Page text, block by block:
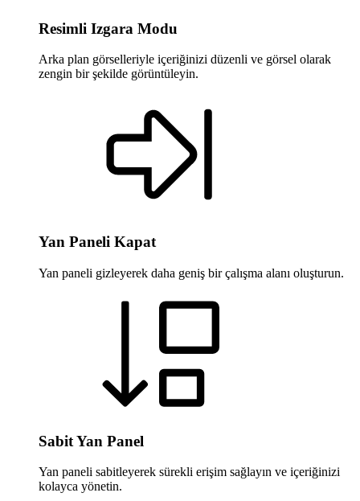
Resimli Izgara Modu
Arka plan görselleriyle içeriğinizi düzenli ve görsel olarak
zengin bir şekilde görüntüleyin.
Yan Paneli Kapat
Yan paneli gizleyerek daha geniş bir çalışma alanı oluşturun.
Sabit Yan Panel
Yan paneli sabitleyerek sürekli erişim sağlayın ve içeriğinizi
kolayca yönetin.